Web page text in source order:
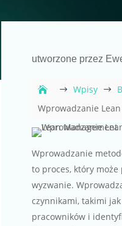
utworzone przez
$ Wpisy $
Wprowadzanie
Wprowadzanie
to proces, który
wyzwanie.
czynnikami, takimi
pracowników i